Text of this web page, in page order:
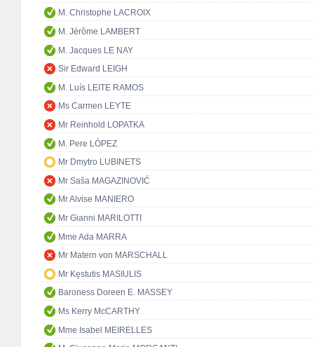
M. Christophe LACROIX
M. Jérôme LAMBERT
M. Jacques LE NAY
Sir Edward LEIGH
M. Luís LEITE RAMOS
Ms Carmen LEYTE
Mr Reinhold LOPATKA
M. Pere LÓPEZ
Mr Dmytro LUBINETS
Mr Saša MAGAZINOVIĆ
Mr Alvise MANIERO
Mr Gianni MARILOTTI
Mme Ada MARRA
Mr Matern von MARSCHALL
Mr Kęstutis MASIULIS
Baroness Doreen E. MASSEY
Ms Kerry McCARTHY
Mme Isabel MEIRELLES